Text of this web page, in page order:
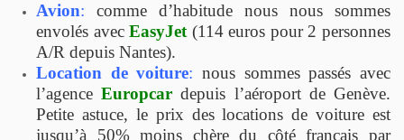
Avion: comme d’habitude nous nous sommes
envolés avecEasyJet (114 euros pour 2 personnes
A/R depuis Nantes).
Location de voiture: nous sommes passés avec
l’agenceEuropcar depuis l’aéroport de Genève.
Petite astuce, le prix des locations de voiture est
jusqu’à 50% moins chère du côté français par